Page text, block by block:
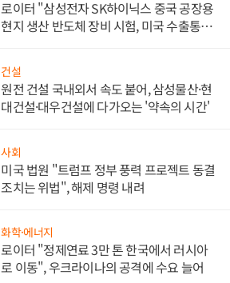
로이터 "삼성전자 SK하이닉스 중국 공장용
현지 생산 반도체 장비 시험, 미국 수출통제
건설
원전 건설 국내외서 속도 붙어, 삼성물산·현
대건설·대우건설에 다가오는 '약속의 시간'
사회
미국 법원 "트럼프 정부 풍력 프로젝트 동결
조치는 위법", 해제 명령 내려
화학·에너지
로이터 "정제연료 3만 톤 한국에서 러시아
로 이동", 우크라이나의 공격에 수요 늘어